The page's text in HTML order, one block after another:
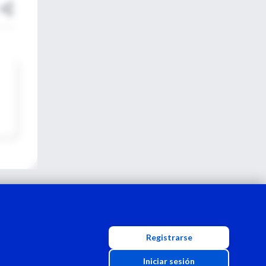
Registrarse
Iniciar sesión